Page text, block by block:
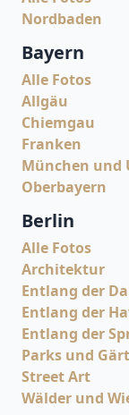
Nordbaden
Bayern
Alle Fotos
Allgäu
Chiemgau
Franken
München und
Oberbayern
Berlin
Alle Fotos
Architektur
Entlang der
Entlang der
Entlang der
Parks und
Street Art
Wälder und